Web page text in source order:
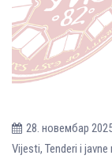
28. новембар
Vijesti, Tenderi i javne